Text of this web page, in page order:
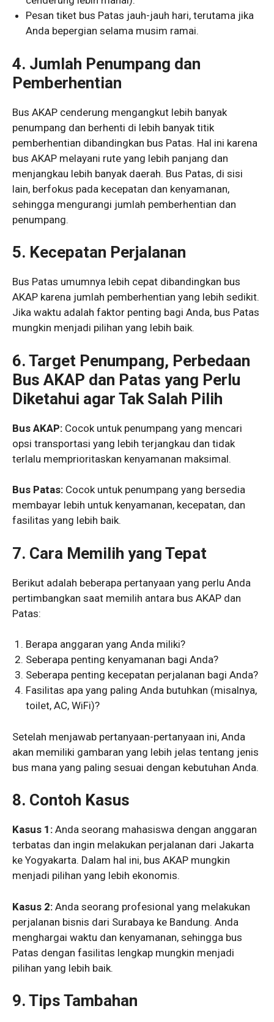
Pesan tiket bus Patas jauh-jauh hari, terutama jika
Anda bepergian selama musim ramai.
4. Jumlah Penumpang dan
Pemberhentian
Bus AKAP cenderung mengangkut lebih banyak
penumpang dan berhenti di lebih banyak titik
pemberhentian dibandingkan bus Patas. Hal ini karena
bus AKAP melayani rute yang lebih panjang dan
menjangkau lebih banyak daerah. Bus Patas, di sisi
lain, berfokus pada kecepatan dan kenyamanan,
sehingga mengurangi jumlah pemberhentian dan
penumpang.
5. Kecepatan Perjalanan
Bus Patas umumnya lebih cepat dibandingkan bus
AKAP karena jumlah pemberhentian yang lebih sedikit.
Jika waktu adalah faktor penting bagi Anda, bus Patas
mungkin menjadi pilihan yang lebih baik.
6. Target Penumpang, Perbedaan
Bus AKAP dan Patas yang Perlu
Diketahui agar Tak Salah Pilih
Bus AKAP: Cocok untuk penumpang yang mencari
opsi transportasi yang lebih terjangkau dan tidak
terlalu memprioritaskan kenyamanan maksimal.
Bus Patas: Cocok untuk penumpang yang bersedia
membayar lebih untuk kenyamanan, kecepatan, dan
fasilitas yang lebih baik.
7. Cara Memilih yang Tepat
Berikut adalah beberapa pertanyaan yang perlu Anda
pertimbangkan saat memilih antara bus AKAP dan
Patas:
Berapa anggaran yang Anda miliki?
Seberapa penting kenyamanan bagi Anda?
Seberapa penting kecepatan perjalanan bagi Anda?
Fasilitas apa yang paling Anda butuhkan (misalnya,
toilet, AC, WiFi)?
Setelah menjawab pertanyaan-pertanyaan ini, Anda
akan memiliki gambaran yang lebih jelas tentang jenis
bus mana yang paling sesuai dengan kebutuhan Anda.
8. Contoh Kasus
Kasus 1: Anda seorang mahasiswa dengan anggaran
terbatas dan ingin melakukan perjalanan dari Jakarta
ke Yogyakarta. Dalam hal ini, bus AKAP mungkin
menjadi pilihan yang lebih ekonomis.
Kasus 2: Anda seorang profesional yang melakukan
perjalanan bisnis dari Surabaya ke Bandung. Anda
menghargai waktu dan kenyamanan, sehingga bus
Patas dengan fasilitas lengkap mungkin menjadi
pilihan yang lebih baik.
9. Tips Tambahan